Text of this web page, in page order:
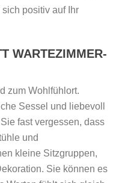
positiv auf Ihr
WARTEZIMMER-
zum Wohlfühlort.
Sessel und liebevoll
fast vergessen, dass
und
kleine Sitzgruppen,
Sie können es